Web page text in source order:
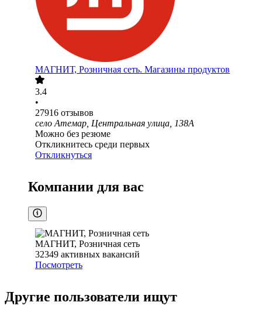
МАГНИТ, Розничная сеть. Магазины продуктов
3.4
•
27916 отзывов
село Атемар, Центральная улица, 138А
Можно без резюме
Откликнитесь среди первых
Откликнуться
Компании для вас
МАГНИТ, Розничная сеть
32349 активных вакансий
Посмотреть
Другие пользователи ищут